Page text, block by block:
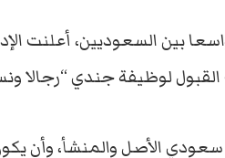
بين السعوديين، أعلنت
لوظيفة جندي “رجالا
سعودي الأصل والمنشأ، وأن